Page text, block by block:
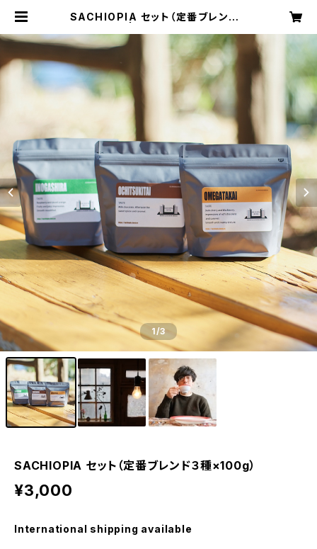
SACHIOPIA セット（定番ブレンド３
1/3
SACHIOPIA セット（定番ブレンド３種×100g）
¥3,000
International shipping available